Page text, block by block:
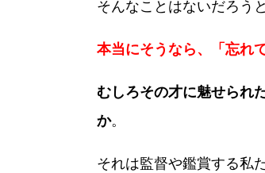
そんなことはないだろう
本当にそうなら、「忘れ
むしろその才に魅せられ
か。
それは監督や鑑賞する私